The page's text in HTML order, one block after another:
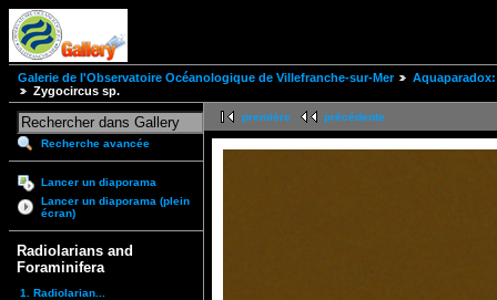
Galerie de l'Observatoire Océanologique de Villefranche-sur-Mer
Zygocircus sp.
Recherche avancée
Lancer un diaporama
Lancer un diaporama (plein
écran)
Radiolarians and
Foraminifera
1. Radiolarian...
première précédente